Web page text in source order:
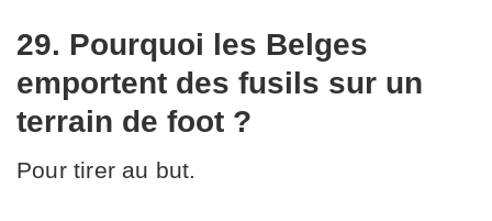
29. Pourquoi les Belges
emportent des fusils sur un
terrain de foot ?
Pour tirer au but.